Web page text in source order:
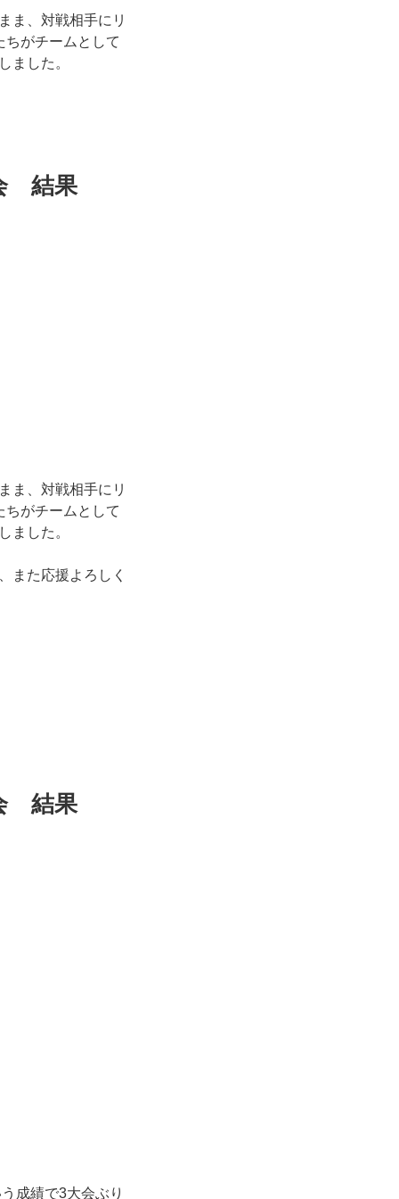
ま、対戦相手にリ
がチームとして
ました。
結果
ま、対戦相手にリ
がチームとして
ました。
また応援よろしく
結果
成績で3大会ぶり